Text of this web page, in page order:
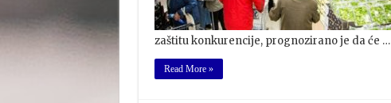
zaštitu konkurencije, prognozirano je da će …
Read More »